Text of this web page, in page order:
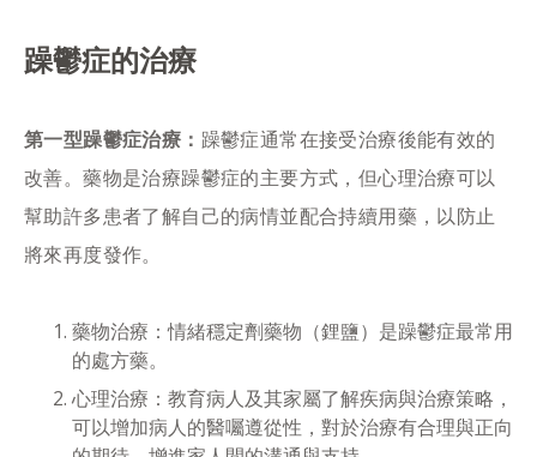
躁鬱症的治療
第一型躁鬱症治療： 躁鬱症通常在接受治療後能有效的
改善。藥物是治療躁鬱症的主要方式，但心理治療可以
幫助許多患者了解自己的病情並配合持續用藥，以防止
將來再度發作。
藥物治療：情緒穩定劑藥物（鋰鹽）是躁鬱症最常用
的處方藥。
心理治療：教育病人及其家屬了解疾病與治療策略，
可以增加病人的醫囑遵從性，對於治療有合理與正向